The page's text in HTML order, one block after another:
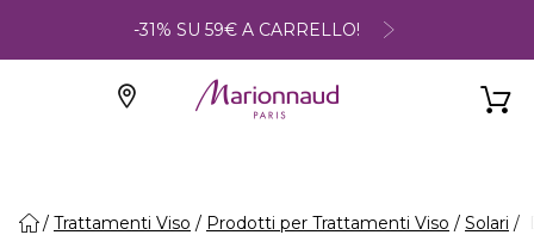
-31% SU 59€ A CARRELLO!
Trattamenti Viso Prodotti per Trattamenti Viso Solari